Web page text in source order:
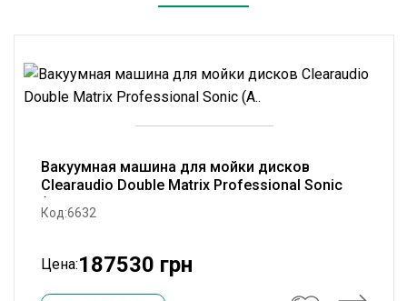
Вакуумная машина для мойки дисков
Clearaudio Double Matrix Professional Sonic
(A..
Код:6632
Цена:187530 грн